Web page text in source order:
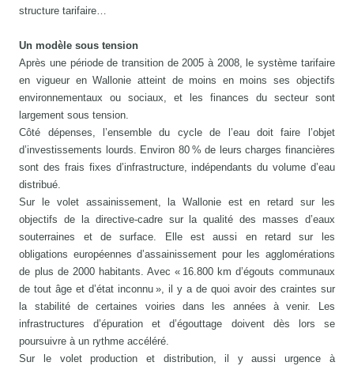
structure tarifaire…
Un modèle sous tension
Après une période de transition de 2005 à 2008, le système tarifaire
en vigueur en Wallonie atteint de moins en moins ses objectifs
environnementaux ou sociaux, et les finances du secteur sont
largement sous tension.
Côté dépenses, l’ensemble du cycle de l’eau doit faire l’objet
d’investissements lourds. Environ 80 % de leurs charges financières
sont des frais fixes d’infrastructure, indépendants du volume d’eau
distribué.
Sur le volet assainissement, la Wallonie est en retard sur les
objectifs de la directive-cadre sur la qualité des masses d’eaux
souterraines et de surface. Elle est aussi en retard sur les
obligations européennes d’assainissement pour les agglomérations
de plus de 2000 habitants. Avec « 16.800 km d’égouts communaux
de tout âge et d’état inconnu », il y a de quoi avoir des craintes sur
la stabilité de certaines voiries dans les années à venir. Les
infrastructures d’épuration et d’égouttage doivent dès lors se
poursuivre à un rythme accéléré.
Sur le volet production et distribution, il y aussi urgence à